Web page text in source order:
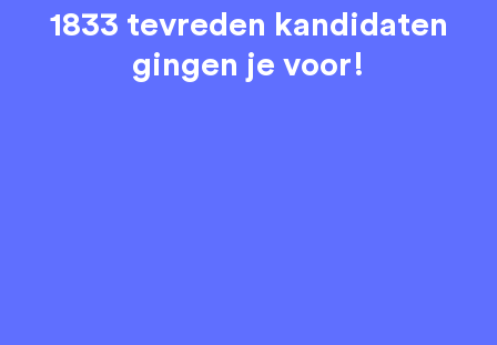
1833 tevreden kandidaten
gingen je voor!